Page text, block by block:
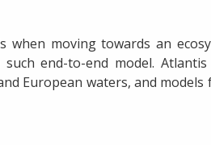
when moving towards an
end-to-end model.
European waters, and